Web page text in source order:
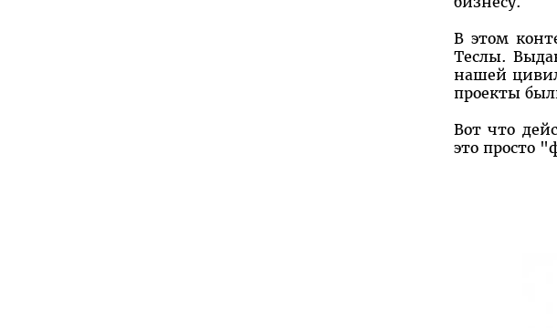
В этом
Теслы.
нашей
проекты
Вот что
это просто